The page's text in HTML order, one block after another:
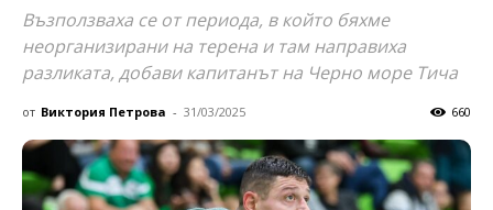
Възползваха се от периода, в който бяхме
неорганизирани на терена и там направиха
разликата, добави капитанът на Черно море Тича
от Виктория Петрова - 31/03/2025 660